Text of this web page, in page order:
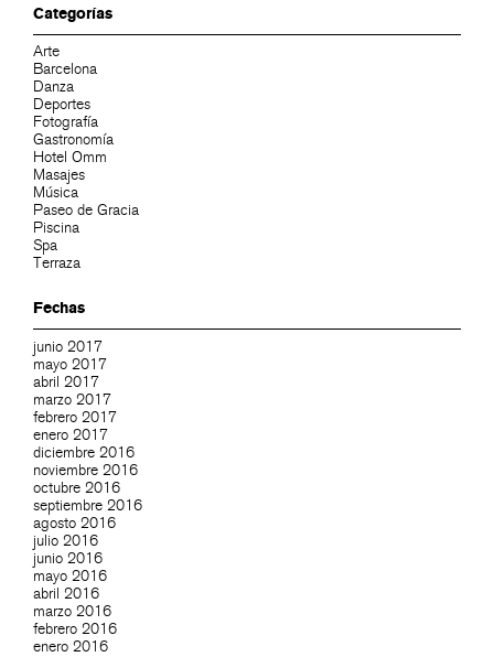
Categorías
Arte
Barcelona
Danza
Deportes
Fotografía
Gastronomía
Hotel Omm
Masajes
Música
Paseo de Gracia
Piscina
Spa
Terraza
Fechas
junio 2017
mayo 2017
abril 2017
marzo 2017
febrero 2017
enero 2017
diciembre 2016
noviembre 2016
octubre 2016
septiembre 2016
agosto 2016
julio 2016
junio 2016
mayo 2016
abril 2016
marzo 2016
febrero 2016
enero 2016